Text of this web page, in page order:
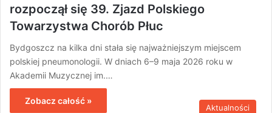
rozpoczął się 39. Zjazd Polskiego
Towarzystwa Chorób Płuc
Bydgoszcz na kilka dni stała się najważniejszym miejscem
polskiej pneumonologii. W dniach 6–9 maja 2026 roku w
Akademii Muzycznej im.…
Zobacz całość »
Aktualności